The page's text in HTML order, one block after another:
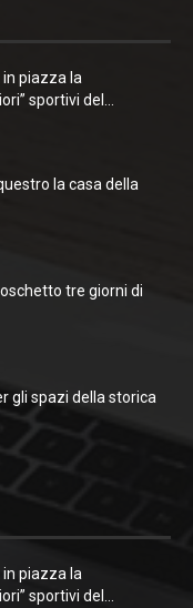
piazza la
sportivi del...
la casa della
tre giorni di
gli spazi della storica
piazza la
sportivi del...